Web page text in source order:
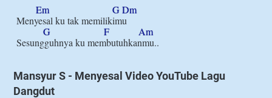
Em
GDm
Menyesal ku tak memilikimu
G
F
Am
Mansyur S - Menyesal Video YouTube Lagu
Dangdut